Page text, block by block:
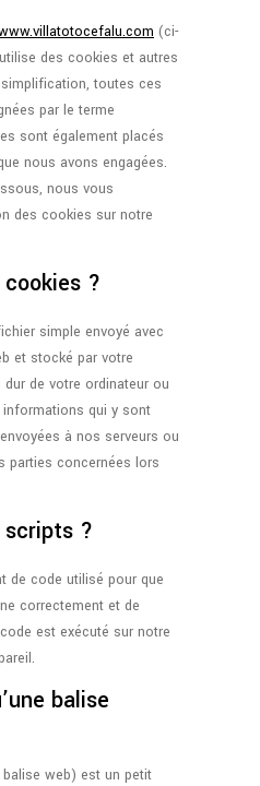
(ci-
des cookies et autres
toutes ces
par le terme
sont également placés
nous avons engagées.
nous vous
des cookies sur notre
?
simple envoyé avec
et stocké par votre
de votre ordinateur ou
informations qui y sont
à nos serveurs ou
parties concernées lors
scripts ?
de code utilisé pour que
correctement et de
est exécuté sur notre
balise
web) est un petit